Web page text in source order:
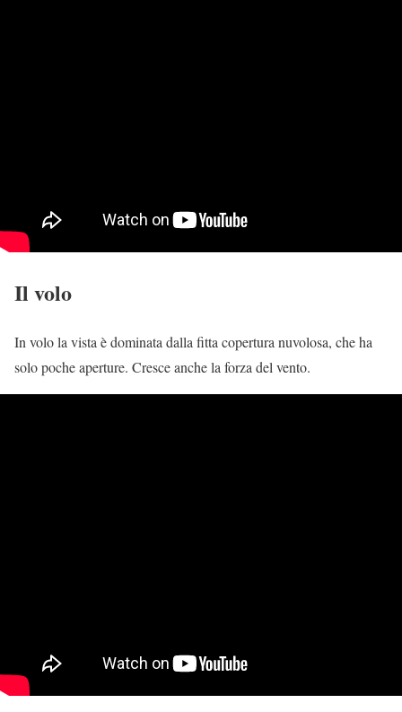
Il volo
In volo la vista è dominata dalla fitta copertura nuvolosa, che ha
solo poche aperture. Cresce anche la forza del vento.